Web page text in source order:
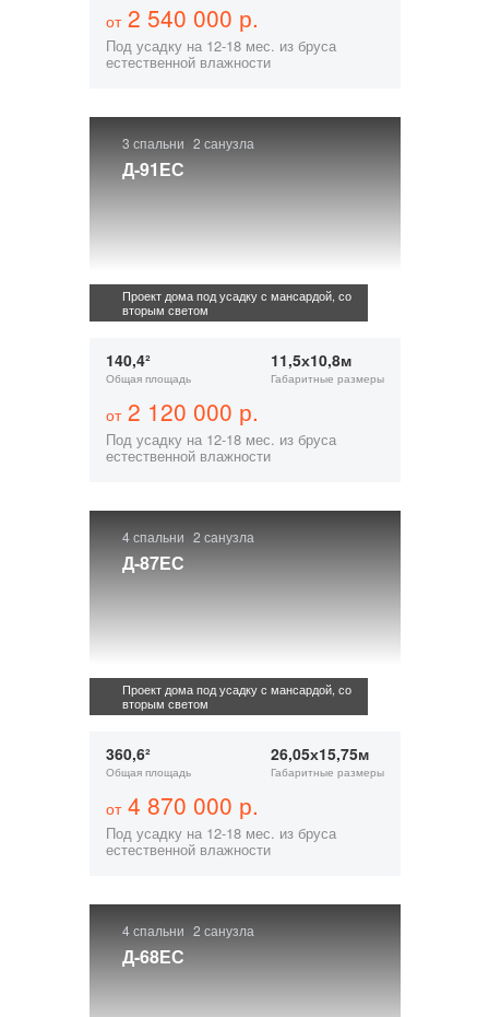
от2 540 000 р.
Под усадку на 12-18 мес. из бруса
естественной влажности
3 спальни 2 санузла
Д-91ЕС
Проект дома под усадку с мансардой, со
вторым светом
140,4²
Общая площадь
11,5х10,8м
Габаритные размеры
от2 120 000 р.
Под усадку на 12-18 мес. из бруса
естественной влажности
4 спальни 2 санузла
Д-87ЕС
Проект дома под усадку с мансардой, со
вторым светом
360,6²
Общая площадь
26,05х15,75м
Габаритные размеры
от4 870 000 р.
Под усадку на 12-18 мес. из бруса
естественной влажности
4 спальни 2 санузла
Д-68ЕС